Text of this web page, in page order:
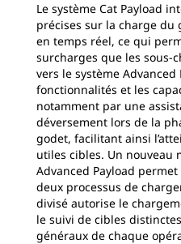
Le système Cat Payload
précises sur la charge du
en temps réel, ce qui
surcharges que les sous-
vers le système
fonctionnalités et les
notamment par une
déversement lors de la
godet, facilitant ainsi
utiles cibles. Un nouveau
Advanced Payload
deux processus de
divisé autorise le
le suivi de cibles
généraux de chaque